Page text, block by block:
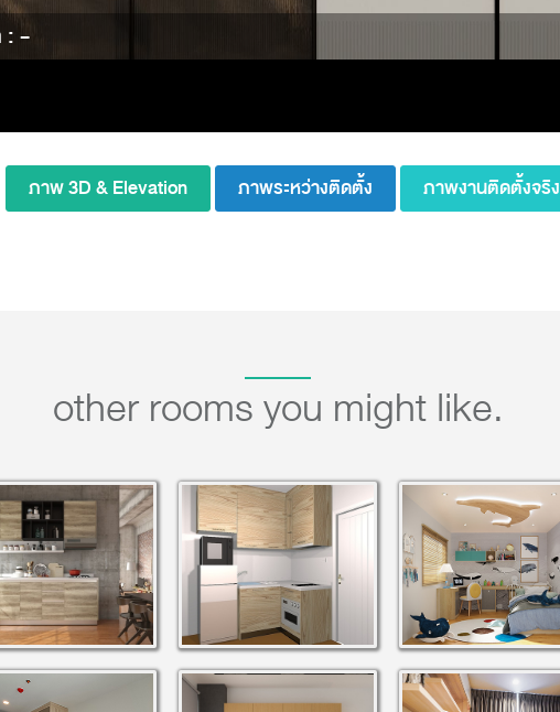
: -
ภาพ 3D & Elevation ภาพระหว่างติดตั้ง ภาพงานติดตั้งจริง
other rooms you might like.